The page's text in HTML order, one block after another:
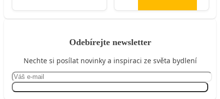
Odebírejte newsletter
Nechte si posílat novinky a inspiraci ze světa bydlení